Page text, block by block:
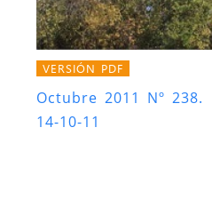
VERSIÓN PDF
Octubre 2011 Nº 238.
14-10-11